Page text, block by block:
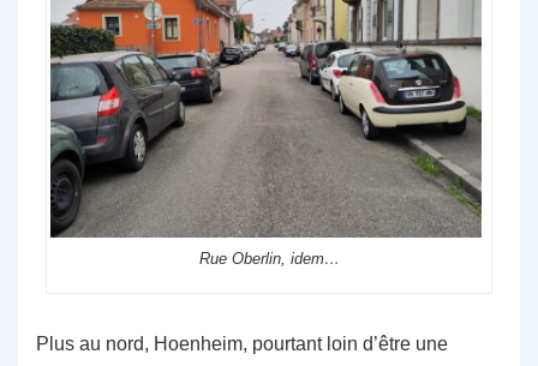
Rue Oberlin, idem…
Plus au nord, Hoenheim, pourtant loin d’être une